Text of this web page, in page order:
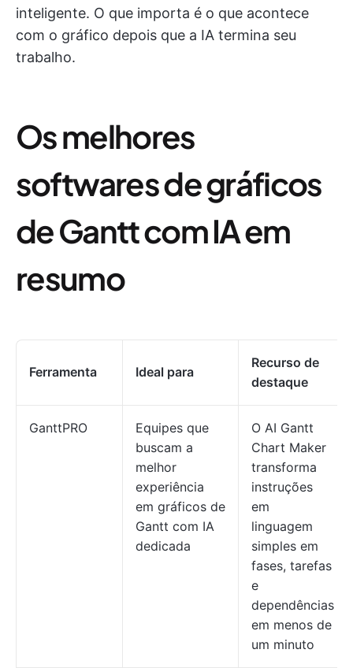
inteligente. O que importa é o que acontece
com o gráfico depois que a IA termina seu
trabalho.
Os melhores
softwares de gráficos
de Gantt com IA em
resumo
Ferramenta Ideal para
Recurso de
destaque
GanttPRO
Equipes que
buscam a
melhor
experiência
em gráficos de
Gantt com IA
dedicada
O AI Gantt
Chart Maker
transforma
instruções
em
linguagem
simples em
fases, tarefas
e
dependências
em menos de
um minuto